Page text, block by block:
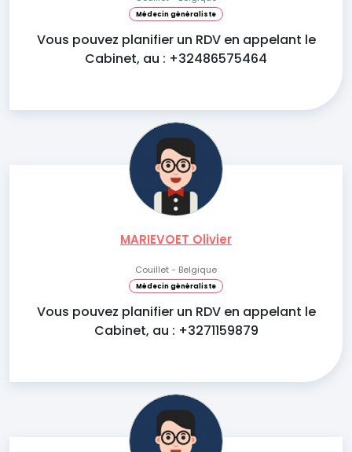
Médecin généraliste
Vous pouvez planifier un RDV en appelant le
Cabinet, au : +32486575464
MARIEVOET Olivier
Couillet - Belgique
Médecin généraliste
Vous pouvez planifier un RDV en appelant le
Cabinet, au : +3271159879